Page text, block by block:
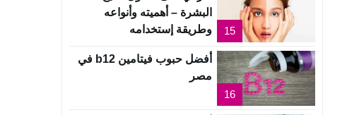
15
البشرة – أهميته وأنواعه
وطريقة إستخدامه
16
أفضل حبوب فيتامين b12 في
مصر